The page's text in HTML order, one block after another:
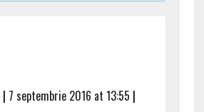
| 7 septembrie 2016 at 13:55 |